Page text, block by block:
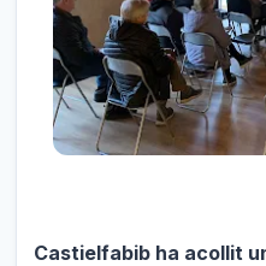
Castielfabib ha acollit